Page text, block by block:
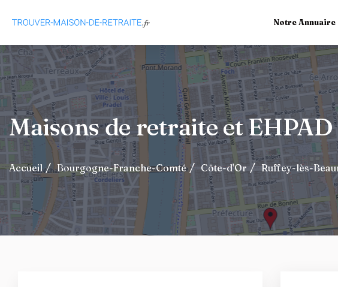
Notre Annuaire
Maisons de retraite et
Accueil Bourgogne-Franche-Comté Côte-d'Or Ruffey-lès-